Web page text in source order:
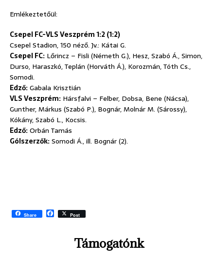
Emlékeztetőül:
Csepel FC-VLS Veszprém 1:2 (1:2)
Csepel Stadion, 150 néző. Jv.: Kátai G.
Csepel FC: Lőrincz – Fisli (Németh G.), Hesz, Szabó Á., Simon,
Durso, Haraszkó, Teplán (Horváth Á.), Korozmán, Tóth Cs.,
Somodi.
Edző:Gabala Krisztián
VLS Veszprém: Hársfalvi – Felber, Dobsa, Bene (Nácsa),
Gunther, Márkus (Szabó P.), Bognár, Molnár M. (Sárossy),
Kókány, Szabó L., Kocsis.
Edző:Orbán Tamás
Gólszerzők:Somodi Á., ill. Bognár (2).
Share F
a Post
Támogatónk